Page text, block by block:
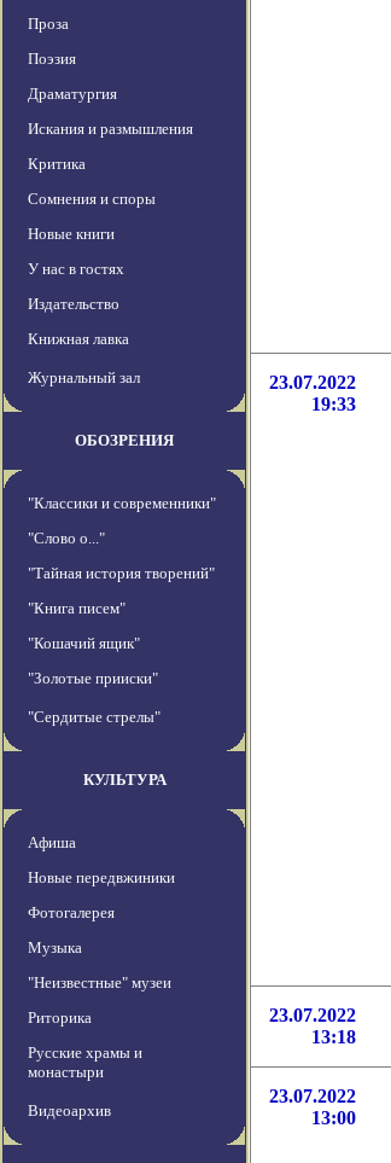
Проза
Поэзия
Драматургия
Искания и размышления
Критика
Сомнения и споры
Новые книги
У нас в гостях
Издательство
Книжная лавка
Журнальный зал
ОБОЗРЕНИЯ
"Классики и современники"
"Слово о..."
"Тайная история творений"
"Книга писем"
"Кошачий ящик"
"Золотые прииски"
"Сердитые стрелы"
КУЛЬТУРА
Афиша
Новые передвжиники
Фотогалерея
Музыка
"Неизвестные" музеи
Риторика
Русские храмы и
монастыри
Видеоархив
23.07.2022
19:33
23.07.2022
13:18
23.07.2022
13:00